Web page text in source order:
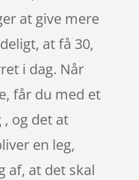
at give mere
at få 30,
i dag. Når
får du med et
og det at
en leg,
af, at det skal